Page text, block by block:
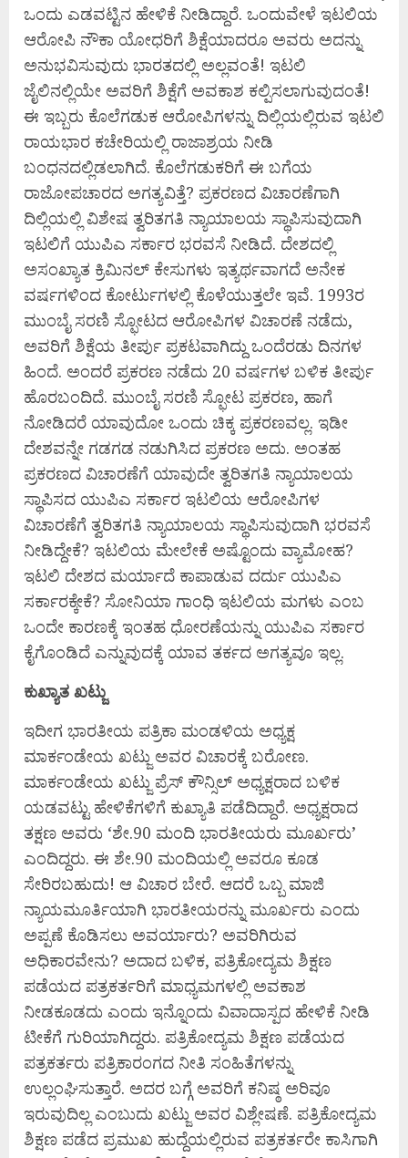
ಒಂದು ಎಡವಟ್ಟಿನ ಹೇಳಿಕೆ ನೀಡಿದ್ದಾರೆ. ಒಂದುವೇಳೆ ಇಟಲಿಯ
ಆರೋಪಿ ನೌಕಾ ಯೋಧರಿಗೆ ಶಿಕ್ಷೆಯಾದರೂ ಅವರು ಅದನ್ನು
ಅನುಭವಿಸುವುದು ಭಾರತದಲ್ಲಿ ಅಲ್ಲವಂತೆ! ಇಟಲಿ
ಜೈಲಿನಲ್ಲಿಯೇ ಅವರಿಗೆ ಶಿಕ್ಷೆಗೆ ಅವಕಾಶ ಕಲ್ಪಿಸಲಾಗುವುದಂತೆ!
ಈ ಇಬ್ಬರು ಕೊಲೆಗಡುಕ ಆರೋಪಿಗಳನ್ನು ದಿಲ್ಲಿಯಲ್ಲಿರುವ ಇಟಲಿ
ರಾಯಭಾರ ಕಚೇರಿಯಲ್ಲಿ ರಾಜಾಶ್ರಯ ನೀಡಿ
ಬಂಧನದಲ್ಲಿಡಲಾಗಿದೆ. ಕೊಲೆಗಡುಕರಿಗೆ ಈ ಬಗೆಯ
ರಾಜೋಪಚಾರದ ಅಗತ್ಯವಿತ್ತೆ? ಪ್ರಕರಣದ ವಿಚಾರಣೆಗಾಗಿ
ದಿಲ್ಲಿಯಲ್ಲಿ ವಿಶೇಷ ತ್ವರಿತಗತಿ ನ್ಯಾಯಾಲಯ ಸ್ಥಾಪಿಸುವುದಾಗಿ
ಇಟಲಿಗೆ ಯುಪಿಎ ಸರ್ಕಾರ ಭರವಸೆ ನೀಡಿದೆ. ದೇಶದಲ್ಲಿ
ಅಸಂಖ್ಯಾತ ಕ್ರಿಮಿನಲ್‌ ಕೇಸುಗಳು ಇತ್ಯರ್ಥವಾಗದೆ ಅನೇಕ
ವರ್ಷಗಳಿಂದ ಕೋರ್ಟುಗಳಲ್ಲಿ ಕೊಳೆಯುತ್ತಲೇ ಇವೆ. 1993ರ
ಮುಂಬೈ ಸರಣಿ ಸ್ಫೋಟದ ಆರೋಪಿಗಳ ವಿಚಾರಣೆ ನಡೆದು,
ಅವರಿಗೆ ಶಿಕ್ಷೆಯ ತೀರ್ಪು ಪ್ರಕಟವಾಗಿದ್ದು ಒಂದೆರಡು ದಿನಗಳ
ಹಿಂದೆ. ಅಂದರೆ ಪ್ರಕರಣ ನಡೆದು 20 ವರ್ಷಗಳ ಬಳಿಕ ತೀರ್ಪು
ಹೊರಬಂದಿದೆ. ಮುಂಬೈ ಸರಣಿ ಸ್ಫೋಟ ಪ್ರಕರಣ, ಹಾಗೆ
ನೋಡಿದರೆ ಯಾವುದೋ ಒಂದು ಚಿಕ್ಕ ಪ್ರಕರಣವಲ್ಲ. ಇಡೀ
ದೇಶವನ್ನೇ ಗಡಗಡ ನಡುಗಿಸಿದ ಪ್ರಕರಣ ಅದು. ಅಂತಹ
ಪ್ರಕರಣದ ವಿಚಾರಣೆಗೆ ಯಾವುದೇ ತ್ವರಿತಗತಿ ನ್ಯಾಯಾಲಯ
ಸ್ಥಾಪಿಸದ ಯುಪಿಎ ಸರ್ಕಾರ ಇಟಲಿಯ ಆರೋಪಿಗಳ
ವಿಚಾರಣೆಗೆ ತ್ವರಿತಗತಿ ನ್ಯಾಯಾಲಯ ಸ್ಥಾಪಿಸುವುದಾಗಿ ಭರವಸೆ
ನೀಡಿದ್ದೇಕೆ? ಇಟಲಿಯ ಮೇಲೇಕೆ ಅಷ್ಟೊಂದು ವ್ಯಾಮೋಹ?
ಇಟಲಿ ದೇಶದ ಮರ್ಯಾದೆ ಕಾಪಾಡುವ ದರ್ದು ಯುಪಿಎ
ಸರ್ಕಾರಕ್ಕೇಕೆ? ಸೋನಿಯಾ ಗಾಂಧಿ ಇಟಲಿಯ ಮಗಳು ಎಂಬ
ಒಂದೇ ಕಾರಣಕ್ಕೆ ಇಂತಹ ಧೋರಣೆಯನ್ನು ಯುಪಿಎ ಸರ್ಕಾರ
ಕೈಗೊಂಡಿದೆ ಎನ್ನುವುದಕ್ಕೆ ಯಾವ ತರ್ಕದ ಅಗತ್ಯವೂ ಇಲ್ಲ.
ಕುಖ್ಯಾತ ಖಟ್ಜು
ಇದೀಗ ಭಾರತೀಯ ಪತ್ರಿಕಾ ಮಂಡಳಿಯ ಅಧ್ಯಕ್ಷ
ಮಾರ್ಕಂಡೇಯ ಖಟ್ಜು ಅವರ ವಿಚಾರಕ್ಕೆ ಬರೋಣ.
ಮಾರ್ಕಂಡೇಯ ಖಟ್ಜು ಪ್ರೆಸ್‌ ಕೌನ್ಸಿಲ್‌ ಅಧ್ಯಕ್ಷರಾದ ಬಳಿಕ
ಯಡವಟ್ಟು ಹೇಳಿಕೆಗಳಿಗೆ ಕುಖ್ಯಾತಿ ಪಡೆದಿದ್ದಾರೆ. ಅಧ್ಯಕ್ಷರಾದ
ತಕ್ಷಣ ಅವರು ‘ಶೇ.90 ಮಂದಿ ಭಾರತೀಯರು ಮೂರ್ಖರು’
ಎಂದಿದ್ದರು. ಈ ಶೇ.90 ಮಂದಿಯಲ್ಲಿ ಅವರೂ ಕೂಡ
ಸೇರಿರಬಹುದು! ಆ ವಿಚಾರ ಬೇರೆ. ಆದರೆ ಒಬ್ಬ ಮಾಜಿ
ನ್ಯಾಯಮೂರ್ತಿಯಾಗಿ ಭಾರತೀಯರನ್ನು ಮೂರ್ಖರು ಎಂದು
ಅಪ್ಪಣೆ ಕೊಡಿಸಲು ಅವರ್ಯಾರು? ಅವರಿಗಿರುವ
ಅಧಿಕಾರವೇನು? ಅದಾದ ಬಳಿಕ, ಪತ್ರಿಕೋದ್ಯಮ ಶಿಕ್ಷಣ
ಪಡೆಯದ ಪತ್ರಕರ್ತರಿಗೆ ಮಾಧ್ಯಮಗಳಲ್ಲಿ ಅವಕಾಶ
ನೀಡಕೂಡದು ಎಂದು ಇನ್ನೊಂದು ವಿವಾದಾಸ್ಪದ ಹೇಳಿಕೆ ನೀಡಿ
ಟೀಕೆಗೆ ಗುರಿಯಾಗಿದ್ದರು. ಪತ್ರಿಕೋದ್ಯಮ ಶಿಕ್ಷಣ ಪಡೆಯದ
ಪತ್ರಕರ್ತರು ಪತ್ರಿಕಾರಂಗದ ನೀತಿ ಸಂಹಿತೆಗಳನ್ನು
ಉಲ್ಲಂಘಿಸುತ್ತಾರೆ. ಅದರ ಬಗ್ಗೆ ಅವರಿಗೆ ಕನಿಷ್ಠ ಅರಿವೂ
ಇರುವುದಿಲ್ಲ ಎಂಬುದು ಖಟ್ಜು ಅವರ ವಿಶ್ಲೇಷಣೆ. ಪತ್ರಿಕೋದ್ಯಮ
ಶಿಕ್ಷಣ ಪಡೆದ ಪ್ರಮುಖ ಹುದ್ದೆಯಲ್ಲಿರುವ ಪತ್ರಕರ್ತರೇ ಕಾಸಿಗಾಗಿ